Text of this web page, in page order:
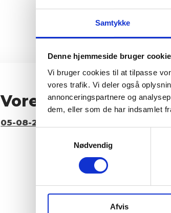
Samtykke
Denne hjemmeside bruger
Vi bruger cookies til at tilpasse
vores trafik. Vi deler også
annonceringspartnere og
dem, eller som de har indsamlet
Nødvendig
Afvis
Vores nyheder
05-08-2026 - Nyhedsbrev udsendt